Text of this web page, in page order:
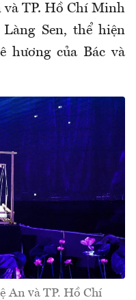
TP. Hồ Chí Minh
Sen, thể hiện
hương của Bác và
An và TP. Hồ Chí